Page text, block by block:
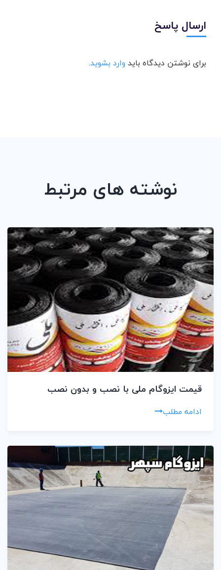
ارسال پاسخ
برای نوشتن دیدگاه باید وارد بشوید.
نوشته های مرتبط
قیمت ایزوگام ملی با نصب و بدون نصب
ادامه مطلب